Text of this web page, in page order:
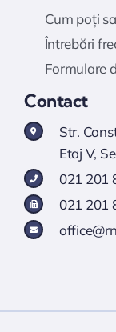
Cum poți
Întrebări
Formulare
Contact
Str.
Etaj V,
021 201
021 201